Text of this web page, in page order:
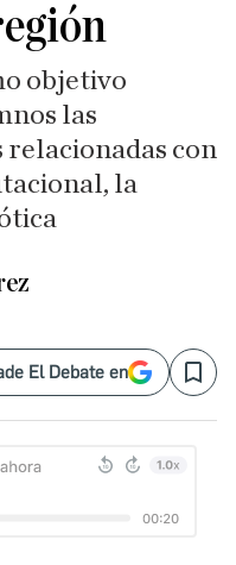
objetivo
las
relacionadas con
la
El Debate en Save